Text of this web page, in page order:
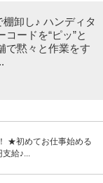
卸し♪ ハンディタ
ードを“ピッ”と
で黙々と作業をす
★初めてお仕事始める
給♪...